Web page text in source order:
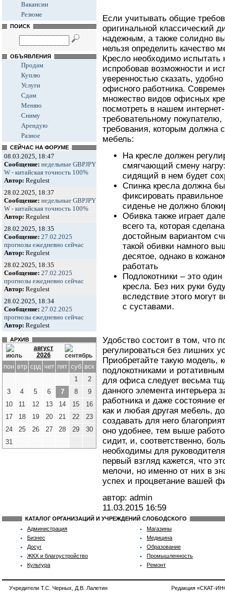
Вакансии
Резюме
ПОИСК
ОБЪЯВЛЕНИЯ
Продам
Куплю
Услуги
Сдам
Меняю
Сниму
Арендую
Разное
СЕЙЧАС НА ФОРУМЕ
08.03.2025, 18:47
Сообщение: недельные GBPJPY
W - китайская точность 100%
Автор: Regulest
28.02.2025, 18:37
Сообщение: недельные GBPJPY
W - китайская точность 100%
Автор: Regulest
28.02.2025, 18:35
Сообщение: 27.02.2025
прогнозы ежедневно сейчас
Автор: Regulest
28.02.2025, 18:35
Сообщение: 27.02.2025
прогнозы ежедневно сейчас
Автор: Regulest
28.02.2025, 18:34
Сообщение: 27.02.2025
прогнозы ежедневно сейчас
Автор: Regulest
АРХИВ
август
2026
пон втр срд чет пят суб вск
1
2
3
4 5 6 7 8
9
10
11 12 13 14 15
16
17
18 19 20 21 22
23
24
25 26 27 28 29
30
31
Если учитывать общие
оригинальной классический
надежным, а также солидно
нельзя определить качество
Кресло необходимо испытать
испробовав возможности и
уверенностью сказать,
офисного работника.
множество видов офисных
посмотреть в нашем
требовательному
требования, которым должна
мебель:
На кресле должен
смягчающий смену
сидящий в нем будет
Спинка кресла должна
фиксировать
сиденье не должно
Обивка также играет
всего та, которая
достойным вариантом
такой обивки намного
десятое, однако в
работать
Подлокотники – это
кресла. Без них руки
вследствие этого могут
с суставами.
Удобство состоит в том, что
регулироваться без лишних
Приобретайте такую модель,
подлокотниками и
для офиса следует весьма
данного элемента интерьера
работника и даже состояние
как и любая другая мебель,
создавать для него
оно удобнее, тем выше
сидит, и, соответственно,
необходимы для
первый взгляд кажется, что
мелочи, но именно от них в
успех и процветание вашей
автор: admin
11.03.2015 16:59
КАТАЛОГ ОРГАНИЗАЦИЙ И УЧРЕЖДЕНИЙ СЛОБОДСКОГО
Администрация
Бизнес
Досуг
ЖКХ и благоустройство
Культура
Магазины
Медицина
Образование
Промышленность
Ремонт
Учредители Т.С. Черных, Д.В. Лалетин Редакция «СКАТ-